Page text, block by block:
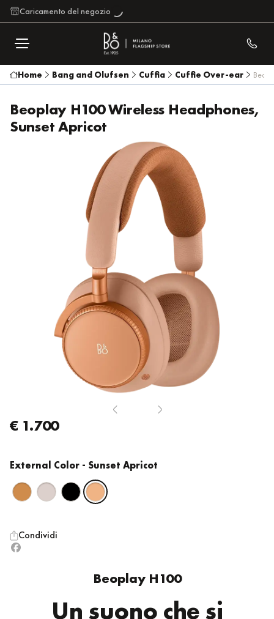
Caricamento del negozio
Home Bang and Olufsen Cuffia Cuffie Over-ear
Beoplay H100 Wireless Headphones,
Sunset Apricot
€ 1.700
External Color - Sunset Apricot
Condividi
Beoplay H100
Un suono che si